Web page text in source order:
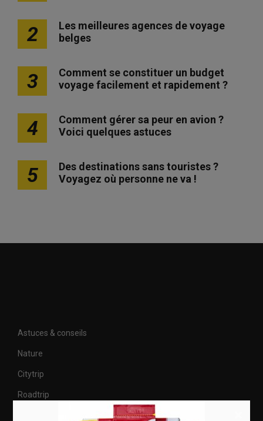
2
Les meilleures agences de voyage
belges
3
Comment se constituer un budget
voyage facilement et rapidement ?
4
Comment gérer sa peur en avion ?
Voici quelques astuces
5
Des destinations sans touristes ?
Voyagez où personne ne va !
Astuces & conseils
Nature
Citytrip
Roadtrip